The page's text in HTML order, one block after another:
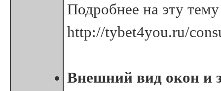
Подробнее на эту
http://tybet4you.ru/
Внешний вид окон и